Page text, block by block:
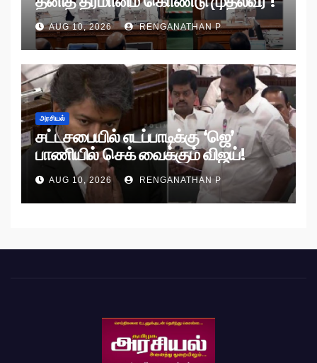
AUG 10, 2026 RENGANATHAN P
அரசியல்
சட்டசபையில் எடப்பாடிக்கு ‘ஜெ’
பாணியில் செக் வைக்கும் விஜய்!
AUG 10, 2026 RENGANATHAN P